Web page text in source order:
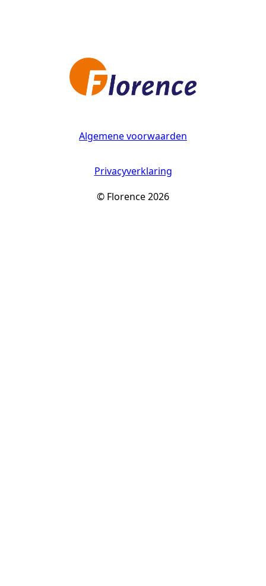
Algemene voorwaarden
Privacyverklaring
© Florence 2026